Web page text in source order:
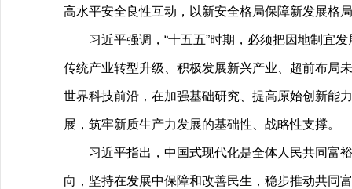
高水平安全良性互动，以新安全格局保障新发展格
习近平强调，“十五五”时期，必须把因地制宜
传统产业转型升级、积极发展新兴产业、超前布局
世界科技前沿，在加强基础研究、提高原始创新能
展，筑牢新质生产力发展的基础性、战略性支撑。
习近平指出，中国式现代化是全体人民共同富
向，坚持在发展中保障和改善民生，稳步推动共同